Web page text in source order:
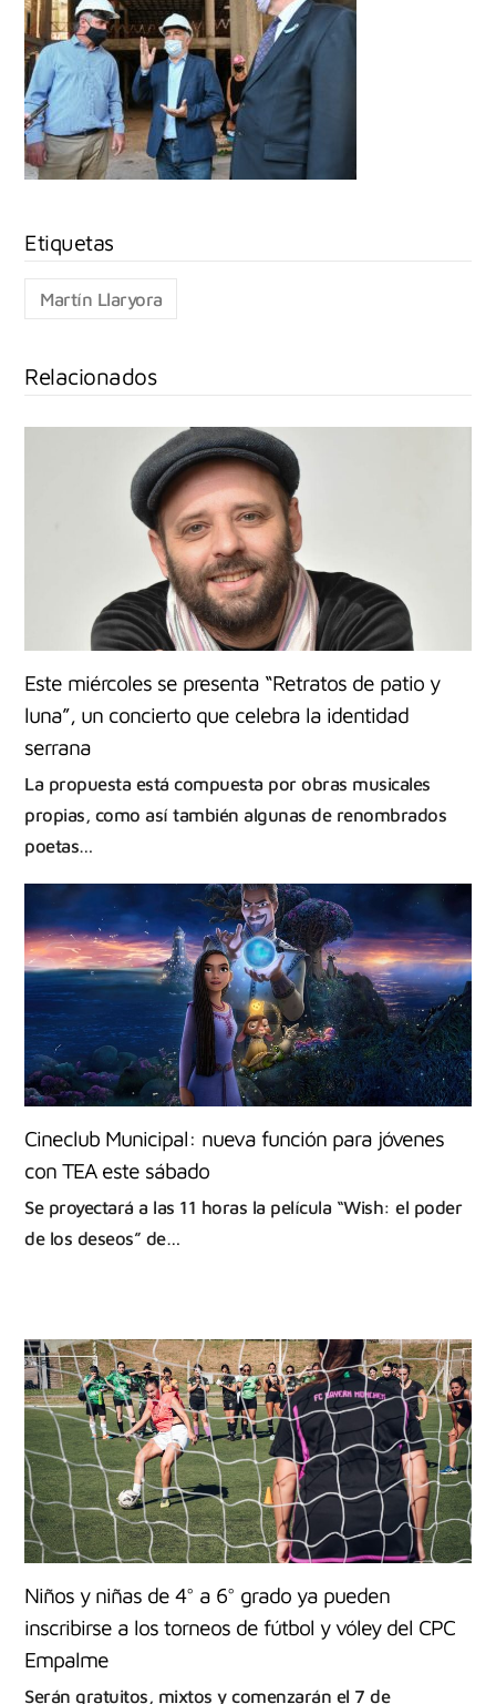
Martín Llaryora
Relacionados
Este miércoles se presenta “Retratos de patio y
luna”, un concierto que celebra la identidad
serrana
La propuesta está compuesta por obras musicales
propias, como así también algunas de renombrados
poetas…
Cineclub Municipal: nueva función para jóvenes
con TEA este sábado
Se proyectará a las 11 horas la película “Wish: el poder
de los deseos” de…
Niños y niñas de 4° a 6° grado ya pueden
inscribirse a los torneos de fútbol y vóley del CPC
Empalme
Serán gratuitos, mixtos y comenzarán el 7 de